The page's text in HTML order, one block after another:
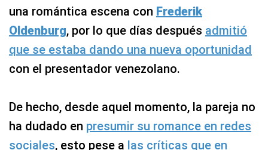
una romántica escena con Frederik
Oldenburg, por lo que días después admitió
que se estaba dando una nueva oportunidad
con el presentador venezolano.
De hecho, desde aquel momento, la pareja no
ha dudado en presumir su romance en redes
sociales, esto pese a las críticas que en